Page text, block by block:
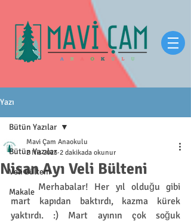
Yazı
Bütün Yazılar
Veli Bülteni
Makale
Bütün Yazılar
Nisan Ayı Veli Bülteni
Mavi Çam Anaokulu
2 Nis 2023 2 dakikada okunur
	Merhabalar! Her yıl olduğu gibi
mart kapıdan baktırdı, kazma kürek
yaktırdı. :) Mart ayının çok soğuk